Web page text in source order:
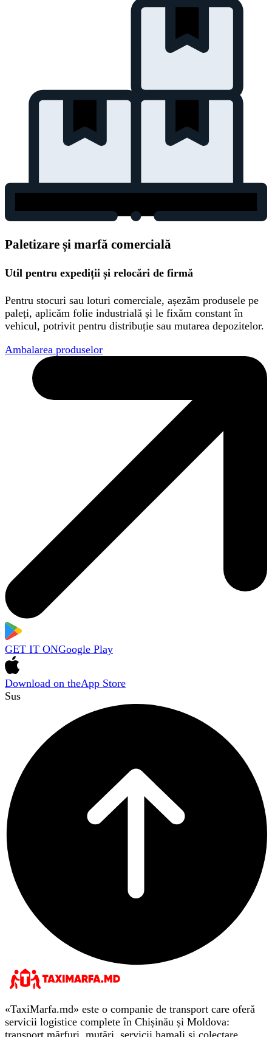
Paletizare și marfă comercială
Util pentru expediții și relocări de firmă
Pentru stocuri sau loturi comerciale, așezăm produsele pe
paleți, aplicăm folie industrială și le fixăm constant în
vehicul, potrivit pentru distribuție sau mutarea depozitelor.
Ambalarea produselor
GET IT ONGoogle Play
Download on theApp Store
Sus
«TaxiMarfa.md» este o companie de transport care oferă
servicii logistice complete în Chișinău și Moldova:
transport mărfuri, mutări, servicii hamali și colectare